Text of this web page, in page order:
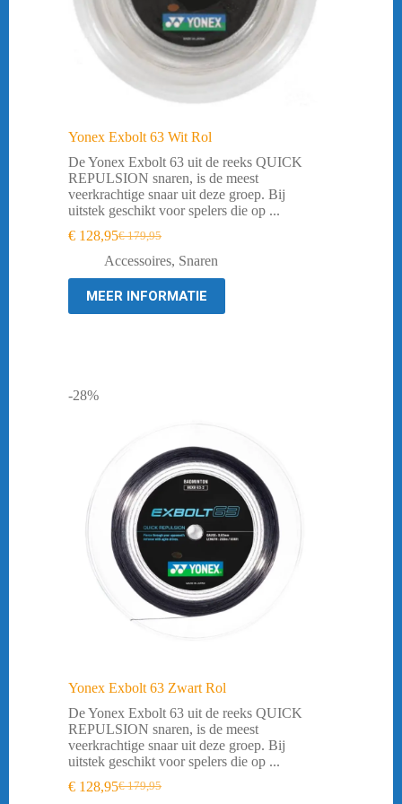
Yonex Exbolt 63 Wit Rol
De Yonex Exbolt 63 uit de reeks QUICK
REPULSION snaren, is de meest
veerkrachtige snaar uit deze groep. Bij
uitstek geschikt voor spelers die op ...
€179,95
Oorspronkelijke
prijs
was:
€ 179,95.
€ 128,95Huidige
prijs
is:
€ 128,95.
Accessoires, Snaren
MEER INFORMATIE
-28%
Yonex Exbolt 63 Zwart Rol
De Yonex Exbolt 63 uit de reeks QUICK
REPULSION snaren, is de meest
veerkrachtige snaar uit deze groep. Bij
uitstek geschikt voor spelers die op ...
€179,95
Oorspronkelijke
€ 128,95Huidige